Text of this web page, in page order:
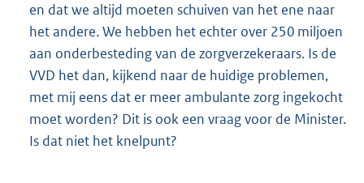
en dat we altijd moeten schuiven van het ene naar
het andere. We hebben het echter over 250 miljoen
aan onderbesteding van de zorgverzekeraars. Is de
VVD het dan, kijkend naar de huidige problemen,
met mij eens dat er meer ambulante zorg ingekocht
moet worden? Dit is ook een vraag voor de Minister.
Is dat niet het knelpunt?